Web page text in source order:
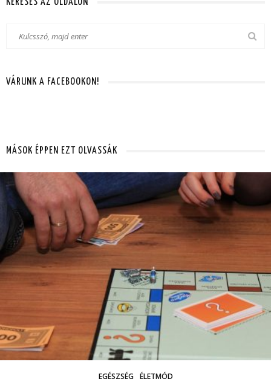
VÁRUNK A FACEBOOKON!
MÁSOK ÉPPEN EZT OLVASSÁK
EGÉSZSÉG ÉLETMÓD